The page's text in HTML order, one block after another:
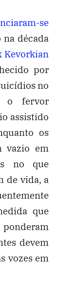
se
década
Kevorkian
por
no
o fervor
assistido
os
vazio em
no que
de vida, a
que
devem
vozes em